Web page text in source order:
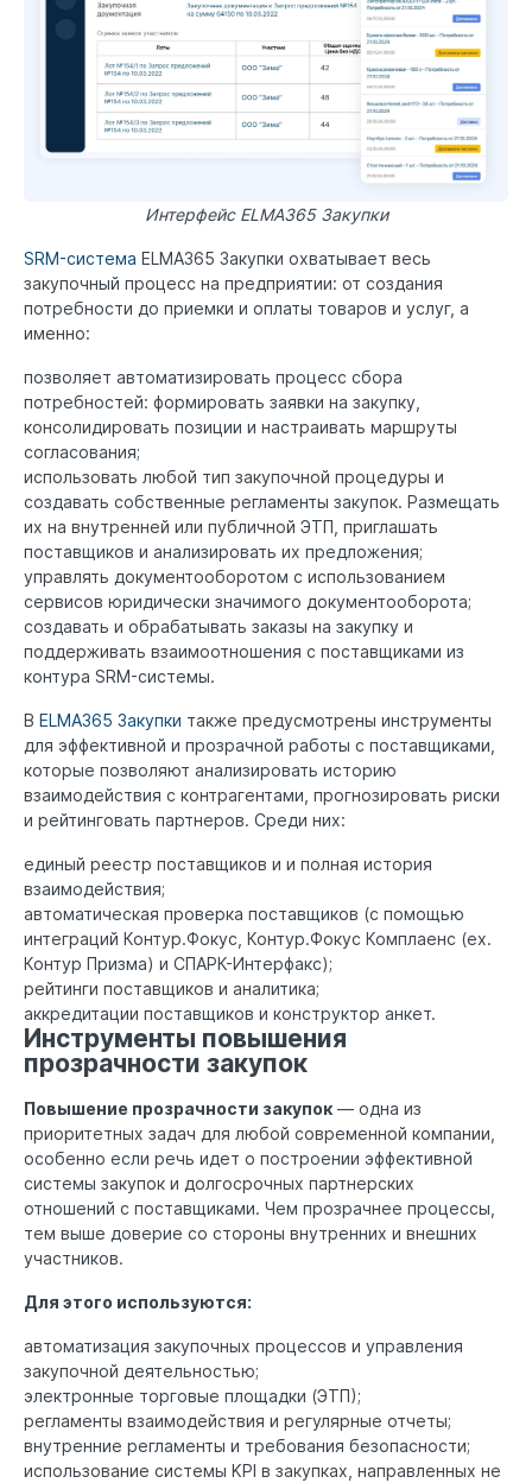
Интерфейс ELMA365 Закупки
SRM-система ELMA365 Закупки охватывает весь
закупочный процесс на предприятии: от создания
потребности до приемки и оплаты товаров и услуг, а
именно:
позволяет автоматизировать процесс сбора
потребностей: формировать заявки на закупку,
консолидировать позиции и настраивать маршруты
согласования;
использовать любой тип закупочной процедуры и
создавать собственные регламенты закупок. Размещать
их на внутренней или публичной ЭТП, приглашать
поставщиков и анализировать их предложения;
управлять документооборотом с использованием
сервисов юридически значимого документооборота;
создавать и обрабатывать заказы на закупку и
поддерживать взаимоотношения с поставщиками из
контура SRM-системы.
В ELMA365 Закупки также предусмотрены инструменты
для эффективной и прозрачной работы с поставщиками,
которые позволяют анализировать историю
взаимодействия с контрагентами, прогнозировать риски
и рейтинговать партнеров. Среди них:
единый реестр поставщиков и и полная история
взаимодействия;
автоматическая проверка поставщиков (с помощью
интеграций Контур.Фокус, Контур.Фокус Комплаенс (ex.
Контур Призма) и СПАРК-Интерфакс);
рейтинги поставщиков и аналитика;
аккредитации поставщиков и конструктор анкет.
Инструменты повышения
прозрачности закупок
Повышение прозрачности закупок — одна из
приоритетных задач для любой современной компании,
особенно если речь идет о построении эффективной
системы закупок и долгосрочных партнерских
отношений с поставщиками. Чем прозрачнее процессы,
тем выше доверие со стороны внутренних и внешних
участников.
Для этого используются:
автоматизация закупочных процессов и управления
закупочной деятельностью;
электронные торговые площадки (ЭТП);
регламенты взаимодействия и регулярные отчеты;
внутренние регламенты и требования безопасности;
использование системы KPI в закупках, направленных не